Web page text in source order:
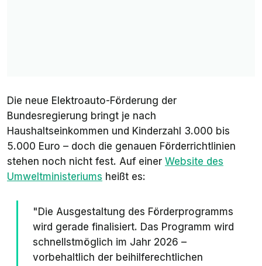
Die neue Elektroauto-Förderung der
Bundesregierung bringt je nach
Haushaltseinkommen und Kinderzahl 3.000 bis
5.000 Euro – doch die genauen Förderrichtlinien
stehen noch nicht fest. Auf einer Website des
Umweltministeriums heißt es:
"Die Ausgestaltung des Förderprogramms
wird gerade finalisiert. Das Programm wird
schnellstmöglich im Jahr 2026 –
vorbehaltlich der beihilferechtlichen